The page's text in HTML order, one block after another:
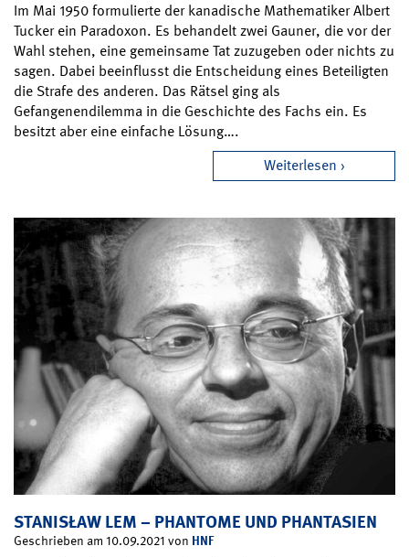
Im Mai 1950 formulierte der kanadische Mathematiker Albert
Tucker ein Paradoxon. Es behandelt zwei Gauner, die vor der
Wahl stehen, eine gemeinsame Tat zuzugeben oder nichts zu
sagen. Dabei beeinflusst die Entscheidung eines Beteiligten
die Strafe des anderen. Das Rätsel ging als
Gefangenendilemma in die Geschichte des Fachs ein. Es
besitzt aber eine einfache Lösung….
Weiterlesen
STANISŁAW LEM – PHANTOME UND PHANTASIEN
Geschrieben am 10.09.2021 von HNF